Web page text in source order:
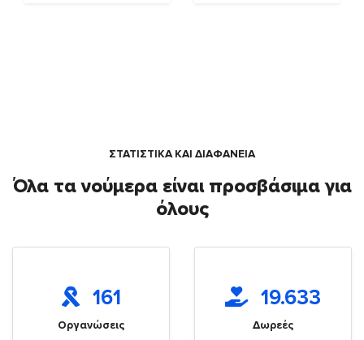
ΣΤΑΤΙΣΤΙΚΑ ΚΑΙ ΔΙΑΦΑΝΕΙΑ
Όλα τα νούμερα είναι προσβάσιμα για
όλους
161
Οργανώσεις
19.633
Δωρεές